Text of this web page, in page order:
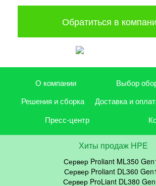
Обратиться в
О компании
Выбор
Решения и сборка
Доставка и
Пресс-центр
Хиты продаж HPE
Сервер Proliant ML350
Сервер Proliant DL360
Сервер ProLiant DL380